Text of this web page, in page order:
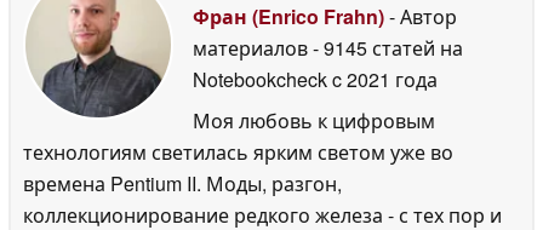
Фран (Enrico Frahn)- Автор
материалов- 9145 статей на
Notebookcheckc 2021 года
Моя любовь к цифровым
технологиям светилась ярким светом уже во
времена Pentium II. Моды, разгон,
коллекционирование редкого железа - с тех пор и